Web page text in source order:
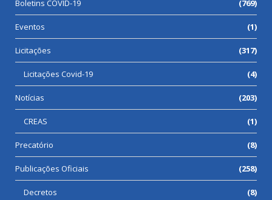
Boletins COVID-19 (769)
Eventos (1)
Licitações (317)
Licitações Covid-19 (4)
Notícias (203)
CREAS (1)
Precatório (8)
Publicações Oficiais (258)
Decretos (8)